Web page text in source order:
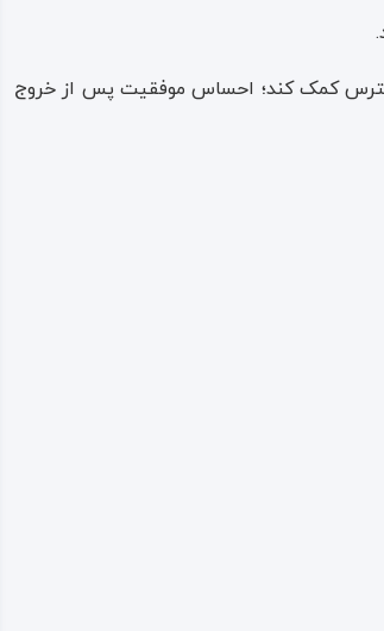
استرس کمک کند؛ احساس موفقیت پس از خروج